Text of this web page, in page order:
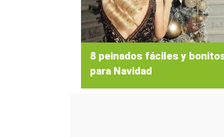
8 peinados fáciles y
para Navidad